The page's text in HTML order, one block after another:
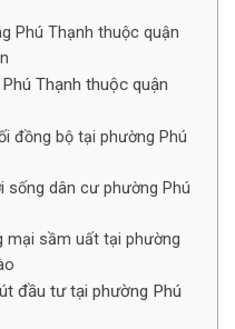
Phú Thạnh thuộc quận
Thạnh thuộc quận
đồng bộ tại phường Phú
sống dân cư phường Phú
mại sầm uất tại phường
đầu tư tại phường Phú